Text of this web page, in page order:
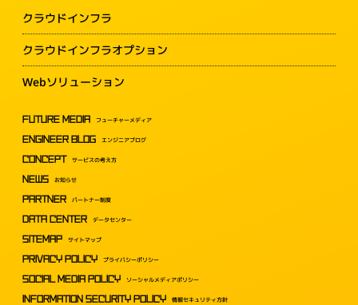
クラウドインフラ
クラウドインフラオプション
Webソリューション
FUTURE MEDIA フューチャーメディア
ENGINEER BLOG エンジニアブログ
CONCEPT サービスの考え方
NEWS お知らせ
PARTNER パートナー制度
DATA CENTER データセンター
SITEMAP サイトマップ
PRIVACY POLICY プライバシーポリシー
SOCIAL MEDIA POLICY ソーシャルメディアポリシー
INFORMATION SECURITY POLICY 情報セキュリティ方針